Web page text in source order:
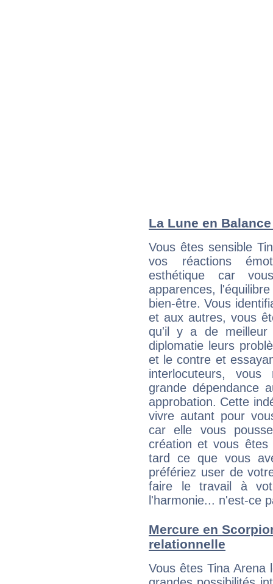
La Lune en
Vous êtes sensible
vos réactions
esthétique car
apparences,
bien-être. Vous
et aux autres, vous
qu'il y a de
diplomatie leurs
et le contre et
interlocuteurs,
grande dépendance
approbation. Cette
vivre autant pour
car elle vous
création et vous
tard ce que vous
préfériez user de
faire le travail à
l'harmonie... n'est-ce
Mercure en
relationnelle
Vous êtes Tina